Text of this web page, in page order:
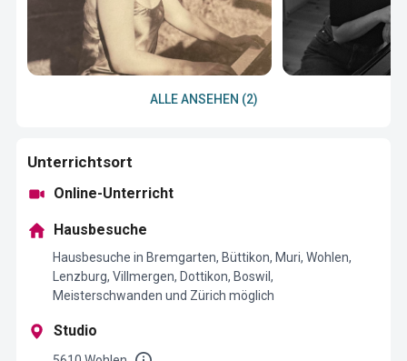
ALLE ANSEHEN (2)
Unterrichtsort
Online-Unterricht
Hausbesuche
Hausbesuche in Bremgarten, Büttikon, Muri, Wohlen,
Lenzburg, Villmergen, Dottikon, Boswil,
Meisterschwanden und Zürich möglich
Studio